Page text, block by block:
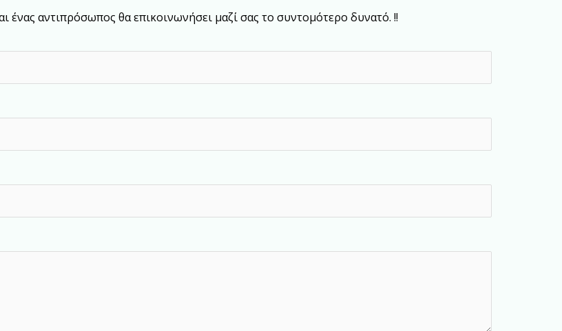
αντιπρόσωπος θα επικοινωνήσει μαζί σας το συντομότερο δυνατό. !!